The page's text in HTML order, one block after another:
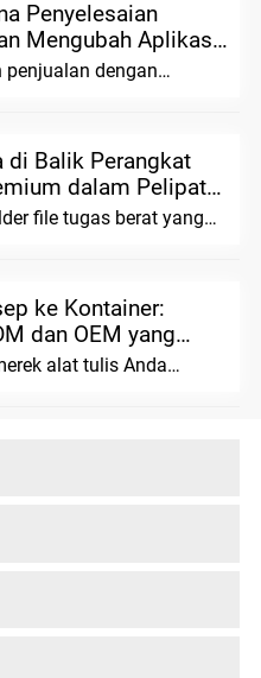
Penyelesaian
Mengubah Aplikasi
K... dengan
di Balik Perangkat
dalam Pelipatan
Berat...
file tugas berat yang
ke Kontainer:
dan OEM yang
untuk...
alat tulis Anda